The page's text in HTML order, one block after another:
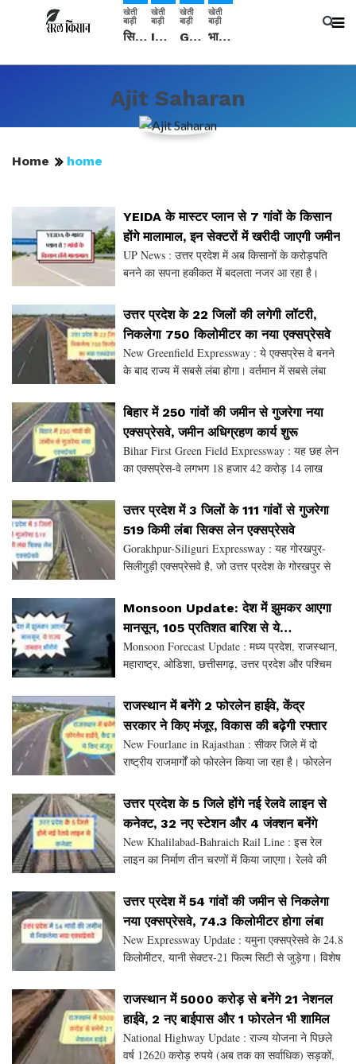
खेती
बाड़ी
सिरसा: कृषि विज्ञान केंद्र की बैठक में फसल बीमा विधि कारण व कृषि उद्यमिता बढ़ावा देने पर चर्चा
खेती
बाड़ी
IMD: राजस्थान में प्री-मानसून की सामान्य से 74% अधिक बारिश, दस्तक में देरी और मानसून कमजोर रहेगा
खेती
बाड़ी
Guar Ka Rate: ग्वार के भाव में हल्की बढ़ोतरी, बढ़ सकता है बुवाई का रकबा
खेती
बाड़ी
भारत में 29 मई से शुरु होगी प्री-मानसून बारिश, ECMWF विदेशी मौसम एजेंसी का पूर्वानुमान
Ajit Saharan
Home home
YEIDA के मास्टर प्लान से 7 गांवों के किसान
होंगे मालामाल, इन सेक्टरों में खरीदी जाएगी जमीन
UP News : उत्तर प्रदेश में अब किसानों के करोड़पति
बनने का सपना हकीकत में बदलता नजर आ रहा है।
किस्मत जल्द ही चमकने वाली है। यमुना एक्सप्रेसवे औद्य
उत्तर प्रदेश के 22 जिलों की लगेगी लॉटरी,
निकलेगा 750 किलोमीटर का नया एक्सप्रेसवे
New Greenfield Expressway : ये एक्सप्रेस वे बनने
के बाद राज्य में सबसे लंबा होगा। वर्तमान में सबसे लंबा
एक्सप्रेस वे के तहत यूपी और हरियाणा के
बिहार में 250 गांवों की जमीन से गुजरेगा नया
एक्सप्रेसवे, जमीन अधिग्रहण कार्य शुरू
Bihar First Green Field Expressway : यह छह लेन
का एक्सप्रेस-वे लगभग 18 हजार 42 करोड़ 14 लाख
पुल, 11 रेलवे ओवरब्रिज, 21 इंटरचेंज पुल और 322
उत्तर प्रदेश में 3 जिलों के 111 गांवों से गुजरेगा
519 किमी लंबा सिक्स लेन एक्सप्रेसवे
Gorakhpur-Siliguri Expressway : यह गोरखपुर-
सिलीगुड़ी एक्सप्रेसवे है, जो उत्तर प्रदेश के गोरखपुर से
इसके अलावा, गोरखपुर, पूर्णिया और बक्सर से भाग
Monsoon Update: देश में झुमकर आएगा
मानसून, 105 प्रतिशत बारिश से ये
राज्य जमकर भीगेंगे
Monsoon Forecast Update : मध्य प्रदेश, राजस्थान,
महाराष्ट्र, ओडिशा, छत्तीसगढ़, उत्तर प्रदेश और पश्चिम
के प्रमुख मानसून क्षेत्र हैं, जहां कृष
राजस्थान में बनेंगे 2 फोरलेन हाईवे, केंद्र
सरकार ने किए मंजूर, विकास की बढ़ेगी रफ्तार
New Fourlane in Rajasthan : सीकर जिले में दो
राष्ट्रीय राजमार्गों को फोरलेन किया जा रहा है। फोरलेन
ने राज्य सरकार की कोशिश को मंजूरी देकर विका
उत्तर प्रदेश के 5 जिले होंगे नई रेलवे लाइन से
कनेक्ट, 32 नए स्टेशन और 4 जंक्शन बनेंगे
New Khalilabad-Bahraich Rail Line : इस रेल
लाइन का निर्माण तीन चरणों में किया जाएगा। रेलवे की
लाइन का निर्माण कार्य शुरू हो गया है। पहली चरण का
उत्तर प्रदेश में 54 गांवों की जमीन से निकलेगा
नया एक्सप्रेसवे, 74.3 किलोमीटर होगा लंबा
New Expressway Update : यमुना एक्सप्रेसवे के 24.8
किलोमीटर, यानी सेक्टर-21 फिल्म सिटी से जुड़ेगा। विशेष
गुजरेगा, जैसा कि पहले था। इसकी लंबाई पहले 8
राजस्थान में 5000 करोड़ से बनेंगे 21 नेशनल
हाईवे, 2 नए बाईपास और 1 फोरलेन भी शामिल
National Highway Update : राज्य योजना ने पिछले
वर्ष 12620 करोड़ रुपये (अब तक का सर्वाधिक) सड़कों,